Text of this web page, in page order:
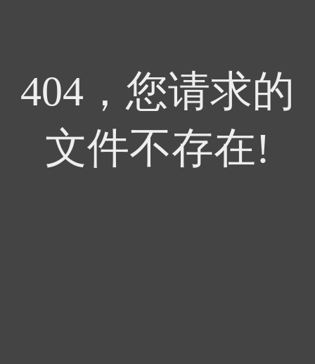
404，您请求的
文件不存在!